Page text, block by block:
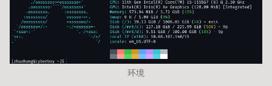
环境